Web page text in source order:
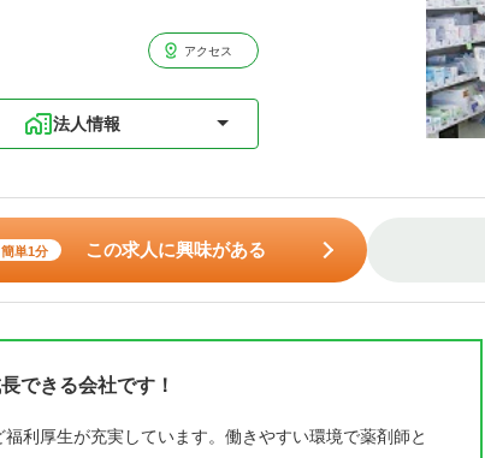
アクセス
法人情報
簡単1分 この求人に興味がある
できる会社です！
利厚生が充実しています。働きやすい環境で薬剤師と